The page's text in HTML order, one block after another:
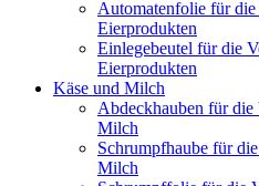
Automatenfolie für
Eierprodukten
Einlegebeutel für die
Eierprodukten
Käse und Milch
Abdeckhauben für
Milch
Schrumpfhaube für
Milch